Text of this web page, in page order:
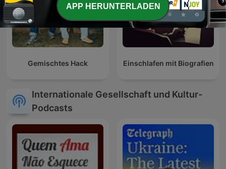
Gemischtes Hack Einschlafen mit Biografien
Internationale Gesellschaft und Kultur-
Podcasts
APP HERUNTERLADEN